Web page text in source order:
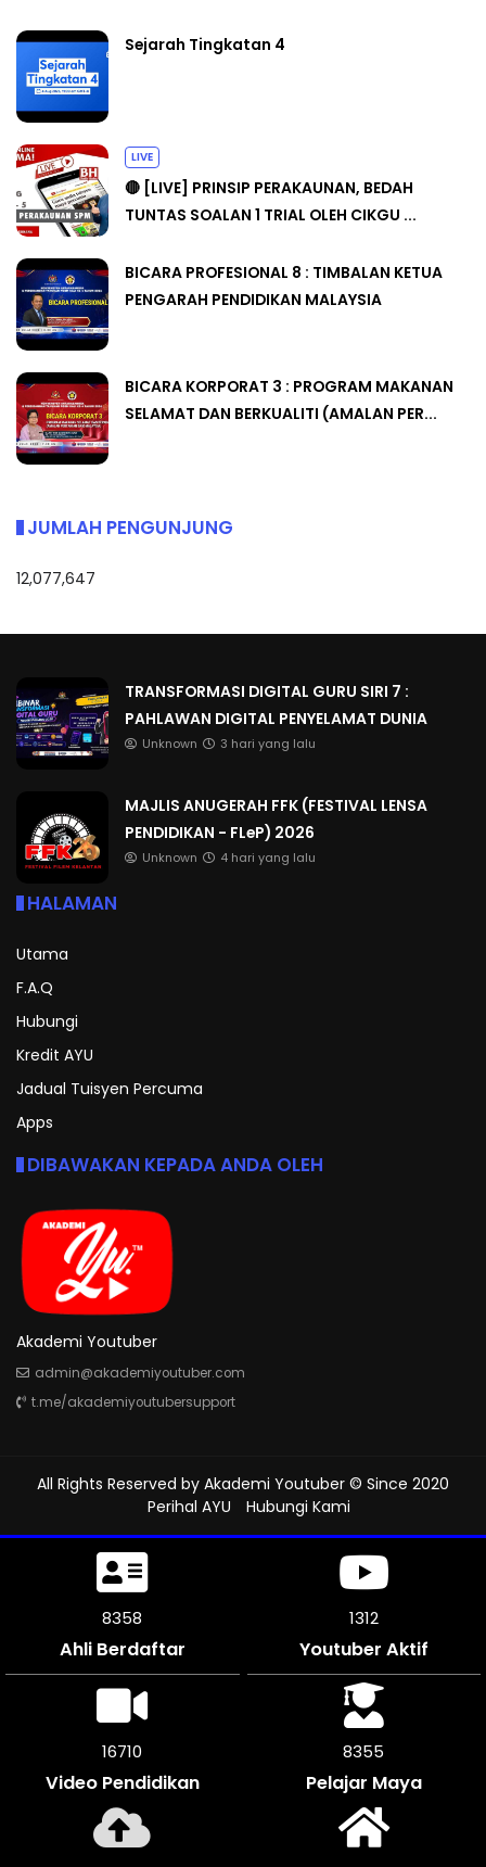
Sejarah Tingkatan 4
LIVE
🔴 [LIVE] PRINSIP PERAKAUNAN, BEDAH
TUNTAS SOALAN 1 TRIAL OLEH CIKGU ...
BICARA PROFESIONAL 8 : TIMBALAN KETUA
PENGARAH PENDIDIKAN MALAYSIA
BICARA KORPORAT 3 : PROGRAM MAKANAN
SELAMAT DAN BERKUALITI (AMALAN PER...
JUMLAH PENGUNJUNG
12,077,647
TRANSFORMASI DIGITAL GURU SIRI 7 :
PAHLAWAN DIGITAL PENYELAMAT DUNIA
Unknown 3 hari yang lalu
MAJLIS ANUGERAH FFK (FESTIVAL LENSA
PENDIDIKAN - FLeP) 2026
Unknown 4 hari yang lalu
HALAMAN
Utama
F.A.Q
Hubungi
Kredit AYU
Jadual Tuisyen Percuma
Apps
DIBAWAKAN KEPADA ANDA OLEH
Akademi Youtuber
admin@akademiyoutuber.com
t.me/akademiyoutubersupport
All Rights Reserved by Akademi Youtuber © Since 2020
Perihal AYU
Hubungi Kami
8772
Ahli Berdaftar
1312
Youtuber Aktif
17544
Video Pendidikan
8772
Pelajar Maya